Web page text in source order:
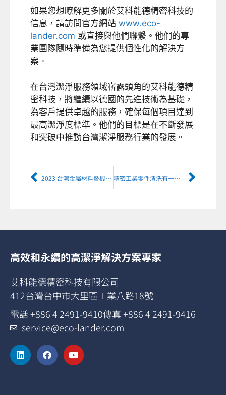
如果您想瞭解更多關於艾科能德精密科技的
信息，請訪問官方網站 www.eco-
lander.com 或直接與他們聯繫。他們的專
業團隊隨時準備為您提供個性化的解決方
案。
在台灣潔淨服務領域嶄露頭角的艾科能德精
密科技，將繼續以德國的先進技術為基礎，
為客戶提供卓越的服務，確保每個項目達到
最高潔淨度標準。他們的目標是在不斷發展
和突破中推動台灣潔淨服務行業的發展。
2023 台灣金屬材料暨機密加工設備展 精密工業零件清洗有一套！艾科能德專業零部件清洗＆檢驗分析
高效和永續的高潔淨解決方案專家
艾科能德精密科技有限公司
412台灣台中市大里區工業八路18號
電話 +886 4 2491-9410傳真 +886 4 2491-9416
service@eco-lander.com